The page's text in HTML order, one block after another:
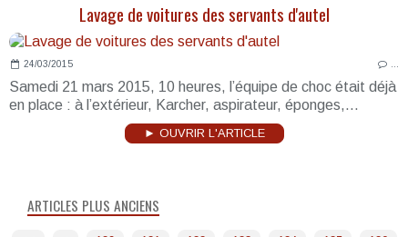
Lavage de voitures des servants d'autel
24/03/2015
Samedi 21 mars 2015, 10 heures, l’équipe de choc était déjà
en place : à l’extérieur, Karcher, aspirateur, éponges,...
► OUVRIR L'ARTICLE
ARTICLES PLUS ANCIENS